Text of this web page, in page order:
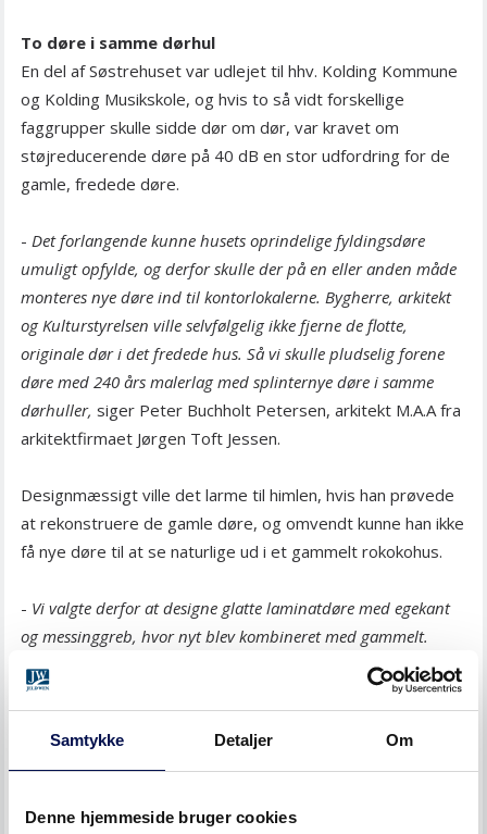
Samtykke Detaljer Om
Denne hjemmeside bruger cookies
To døre i samme dørhul
En del af Søstrehuset var udlejet til hhv. Kolding Kommune
og Kolding Musikskole, og hvis to så vidt forskellige
faggrupper skulle sidde dør om dør, var kravet om
støjreducerende døre på 40 dB en stor udfordring for de
gamle, fredede døre.
- Det forlangende kunne husets oprindelige fyldingsdøre
umuligt opfylde, og derfor skulle der på en eller anden måde
monteres nye døre ind til kontorlokalerne. Bygherre, arkitekt
og Kulturstyrelsen ville selvfølgelig ikke fjerne de flotte,
originale dør i det fredede hus. Så vi skulle pludselig forene
døre med 240 års malerlag med splinternye døre i samme
dørhuller, siger Peter Buchholt Petersen, arkitekt M.A.A fra
arkitektfirmaet Jørgen Toft Jessen.
Designmæssigt ville det larme til himlen, hvis han prøvede
at rekonstruere de gamle døre, og omvendt kunne han ikke
få nye døre til at se naturlige ud i et gammelt rokokohus.
- Vi valgte derfor at designe glatte laminatdøre med egekant
og messinggreb, hvor nyt blev kombineret med gammelt.
Derefter fandt en vi frem til en grå nuance, det matchede en
af originaldørenes oprindelige farver, som farvekonservatoren
sammen,siger Peter Buchholdt Petersen.
Specialmål til mindste detalje